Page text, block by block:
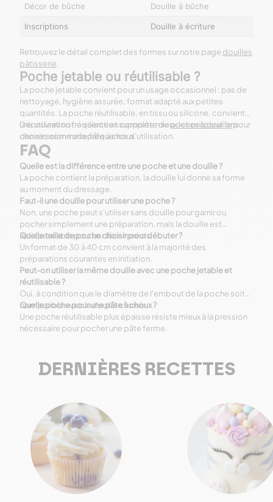
Décor de bûche Douille à bûche
Inscriptions Douille à écriture
Retrouvez le détail complet des formes sur notre page douilles
pâtisserie
Poche jetable ou réutilisable ?
La poche jetable convient pour un usage occasionnel : pas de
nettoyage, hygiène assurée, format adapté aux petites
quantités. La poche réutilisable, en tissu ou silicone, convient à
une utilisation fréquente et supporte mieux les préparations
denses comme la pâte à choux.
Découvrez notre sélection complète depoches à douillepour
choisir selon votre fréquence d'utilisation.
FAQ
Quelle est la différence entre une poche et une douille ?
La poche contient la préparation, la douille lui donne sa forme
au moment du dressage.
Faut-il une douille pour utiliser une poche ?
Non, une poche peut s'utiliser sans douille pour garnir ou
pocher simplement une préparation, mais la douille est
indispensable pour un décor précis.
Quelle taille de poche choisir pour débuter ?
Un format de 30 à 40 cm convient à la majorité des
préparations courantes en initiation.
Peut-on utiliser la même douille avec une poche jetable et
réutilisable ?
Oui, à condition que le diamètre de l'embout de la poche soit
compatible avec la douille choisie.
Quelle poche pour une pâte à choux ?
Une poche réutilisable plus épaisse résiste mieux à la pression
nécessaire pour pocher une pâte ferme.
DERNIÈRES RECETTES